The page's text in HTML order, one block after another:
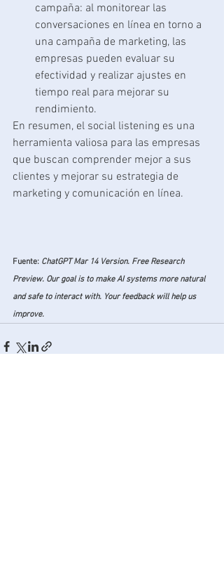
campaña: al monitorear las
conversaciones en línea en torno a
una campaña de marketing, las
empresas pueden evaluar su
efectividad y realizar ajustes en
tiempo real para mejorar su
rendimiento.
En resumen, el social listening es una
herramienta valiosa para las empresas
que buscan comprender mejor a sus
clientes y mejorar su estrategia de
marketing y comunicación en línea.
Fuente: ChatGPT Mar 14 Version. Free Research
Preview. Our goal is to make AI systems more natural
and safe to interact with. Your feedback will help us
improve.